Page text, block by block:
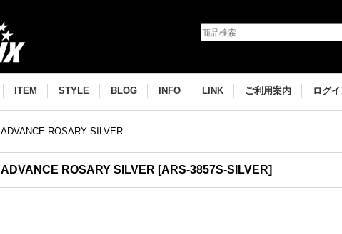
ITEM STYLE BLOG INFO LINK ご利用案内 ログ
ADVANCE ROSARY SILVER
ADVANCE ROSARY SILVER [ARS-3857S-SILVER]